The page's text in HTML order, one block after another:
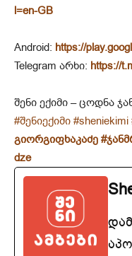
l=en-GB
Android: https://
Telegram არხი: https://
შენი ექიმი – ცოდნა
#შენიექიმი #sheniekimi
გიორგიფხაკაძე
dze